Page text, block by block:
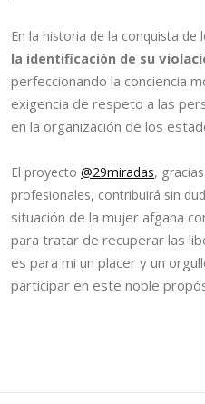
En la historia de la conquista de
la identificación de su
perfeccionando la conciencia
exigencia de respeto a las
en la organización de los
El proyecto @29miradas,
profesionales, contribuirá sin
situación de la mujer afgana
para tratar de recuperar las
es para mi un placer y un
participar en este noble